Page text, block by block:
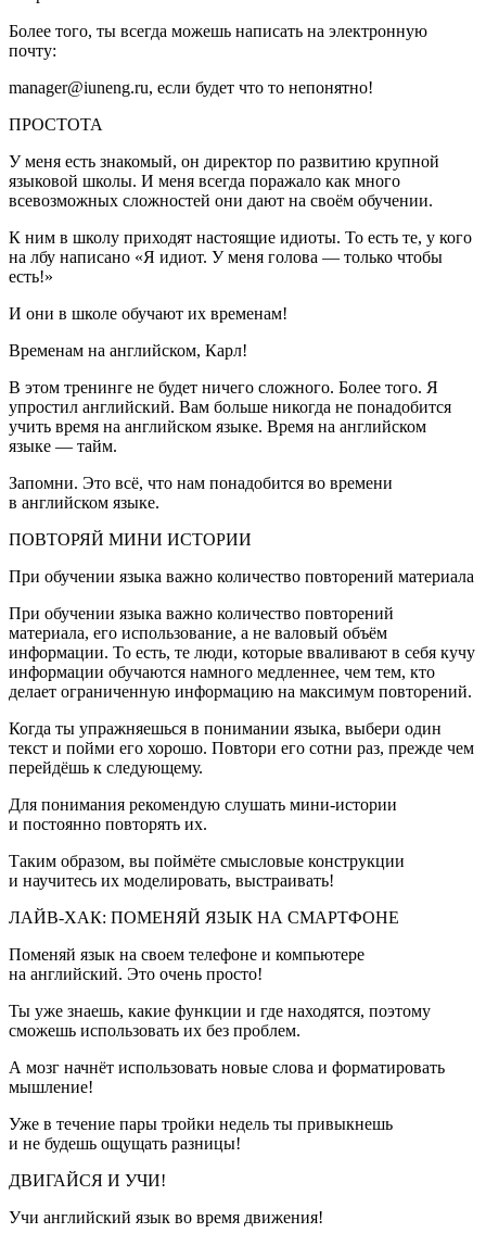
Более того, ты всегда можешь написать на электронную
почту:
manager@iuneng.ru, если будет что то непонятно!
ПРОСТОТА
У меня есть знакомый, он директор по развитию крупной
языковой школы. И меня всегда поражало как много
всевозможных сложностей они дают на своём обучении.
К ним в школу приходят настоящие идиоты. То есть те, у кого
на лбу написано «Я идиот. У меня голова — только чтобы
есть!»
И они в школе обучают их временам!
Временам на английском, Карл!
В этом тренинге не будет ничего сложного. Более того. Я
упростил английский. Вам больше никогда не понадобится
учить время на английском языке. Время на английском
языке — тайм.
Запомни. Это всё, что нам понадобится во времени
в английском языке.
ПОВТОРЯЙ МИНИ ИСТОРИИ
При обучении языка важно количество повторений материала
При обучении языка важно количество повторений
материала, его использование, а не валовый объём
информации. То есть, те люди, которые вваливают в себя кучу
информации обучаются намного медленнее, чем тем, кто
делает ограниченную информацию на максимум повторений.
Когда ты упражняешься в понимании языка, выбери один
текст и пойми его хорошо. Повтори его сотни раз, прежде чем
перейдёшь к следующему.
Для понимания рекомендую слушать мини-истории
и постоянно повторять их.
Таким образом, вы поймёте смысловые конструкции
и научитесь их моделировать, выстраивать!
ЛАЙВ-ХАК: ПОМЕНЯЙ ЯЗЫК НА СМАРТФОНЕ
Поменяй язык на своем телефоне и компьютере
на английский. Это очень просто!
Ты уже знаешь, какие функции и где находятся, поэтому
сможешь использовать их без проблем.
А мозг начнёт использовать новые слова и форматировать
мышление!
Уже в течение пары тройки недель ты привыкнешь
и не будешь ощущать разницы!
ДВИГАЙСЯ И УЧИ!
Учи английский язык во время движения!